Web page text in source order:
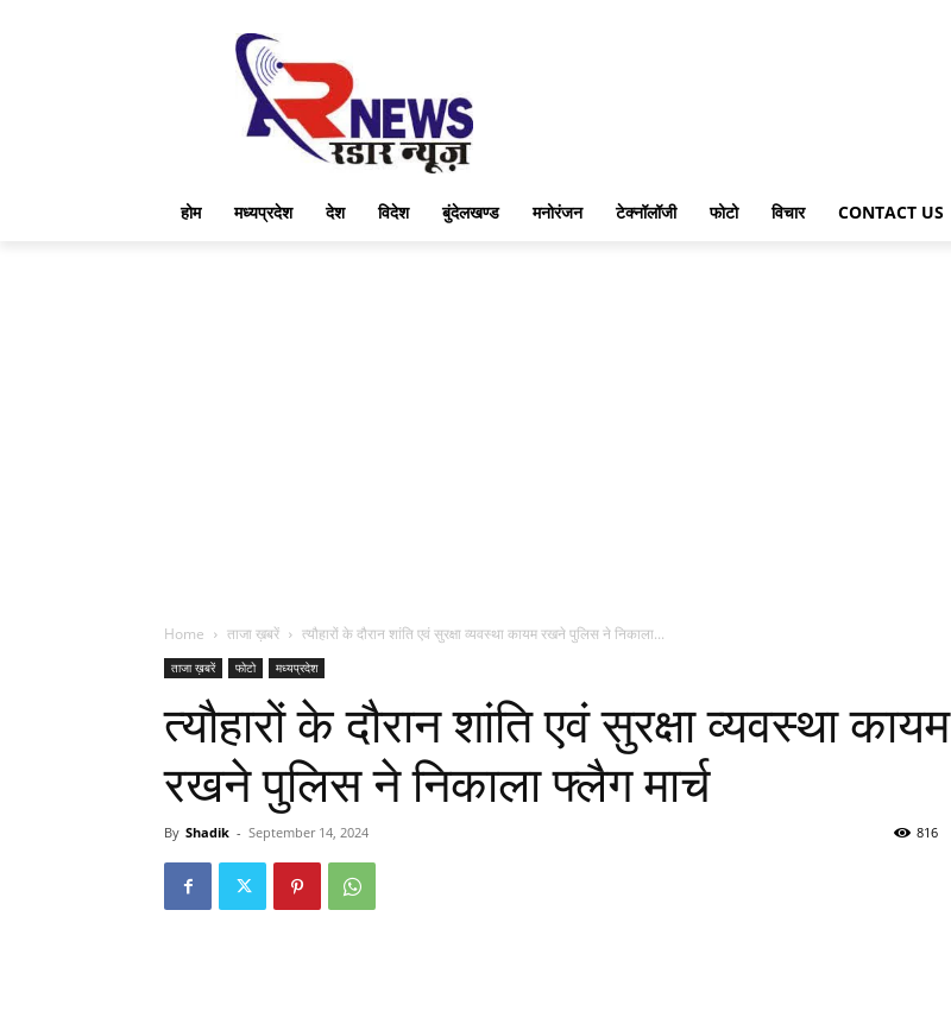
होम मध्यप्रदेश देश विदेश बुंदेलखण्ड मनोरंजन टेक्नॉलॉजी फोटो विचार CONTACT US
Home ताजा ख़बरें त्यौहारों के दौरान शांति एवं सुरक्षा व्यवस्था कायम रखने पुलिस ने निकाला...
ताजा ख़बरें फोटो मध्यप्रदेश
त्यौहारों के दौरान शांति एवं सुरक्षा व्यवस्था कायम
रखने पुलिस ने निकाला फ्लैग मार्च
By Shadik - September 14, 2024 816